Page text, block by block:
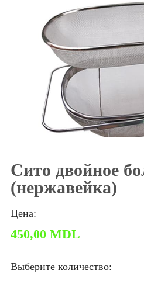
Сито двойное
(нержавейка)
Цена:
450,00 MDL
Выберите количество: